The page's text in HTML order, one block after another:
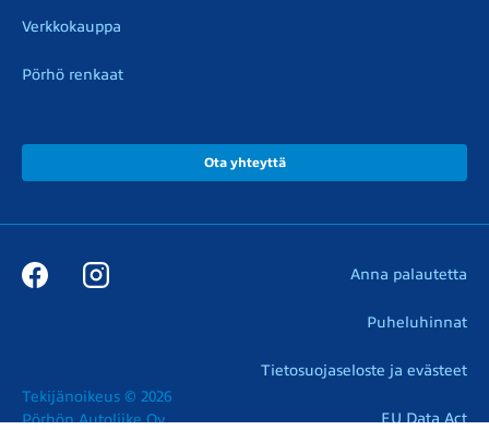
Verkkokauppa
Pörhö renkaat
Ota yhteyttä
Tekijänoikeus © 2026
Pörhön Autoliike Oy
Anna palautetta
Puheluhinnat
Tietosuojaseloste ja evästeet
EU Data Act